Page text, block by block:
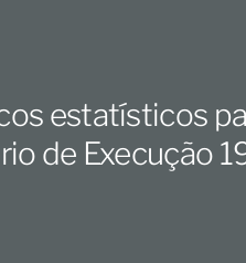
estatísticos
de Execução